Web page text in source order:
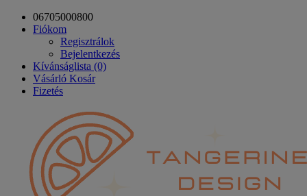
06705000800
Fiókom
Regisztrálok
Bejelentkezés
Kívánságlista (0)
Vásárló Kosár
Fizetés